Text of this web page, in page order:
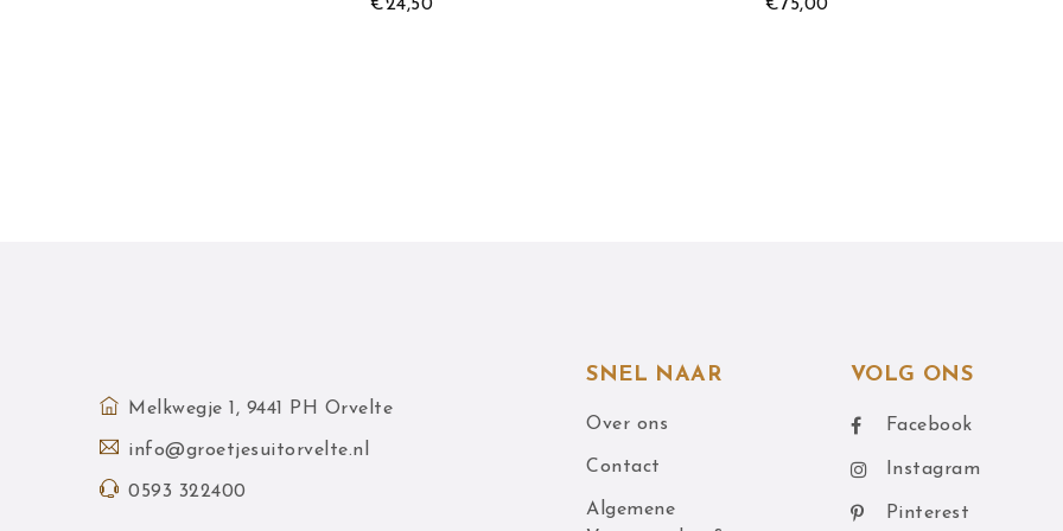
€24,50 €75,00
Melkwegje 1, 9441 PH Orvelte
info@groetjesuitorvelte.nl
0593 322400
SNEL NAAR
Over ons
Contact
Algemene
VOLG ONS
Facebook
Instagram
Pinterest